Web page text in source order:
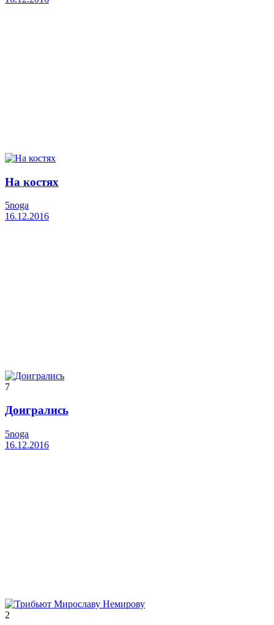
На костях
5noga
16.12.2016
7
Доигрались
5noga
16.12.2016
2